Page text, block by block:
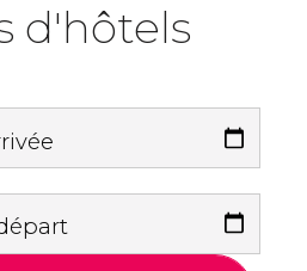
d'hôtels